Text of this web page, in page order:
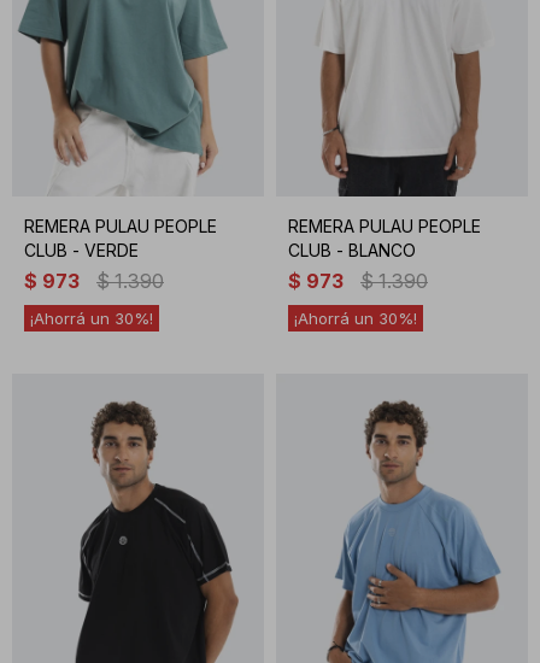
REMERA PULAU PEOPLE
CLUB - VERDE
$ 973 $ 1.390
30
REMERA PULAU PEOPLE
CLUB - BLANCO
$ 973 $ 1.390
30